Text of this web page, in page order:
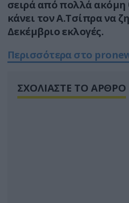
σειρά από πολλά ακόμη
κάνει τον Α.Τσίπρα να
Δεκέμβριο εκλογές.
Περισσότερα στο
ΣΧΟΛΙΑΣΤΕ ΤΟ ΑΡΘΡΟ